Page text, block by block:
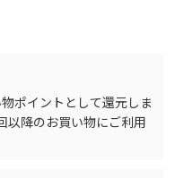
ポイントとして還元しま
以降のお買い物にご利用